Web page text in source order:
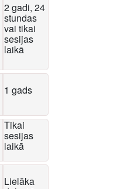
2 gadi, 24
stundas
vai tikai
sesijas
laikā
1 gads
Tikai
sesijas
laikā
Lielāka